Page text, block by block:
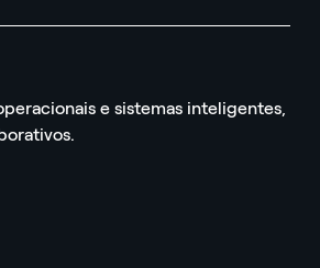
e sistemas inteligentes,